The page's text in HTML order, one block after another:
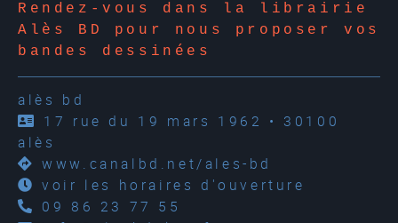
Rendez-vous dans la librairie
Alès BD pour nous proposer vos
bandes dessinées
alès bd
17 rue du 19 mars 1962 • 30100
alès
www.canalbd.net/ales-bd
voir les horaires d'ouverture
09 86 23 77 55